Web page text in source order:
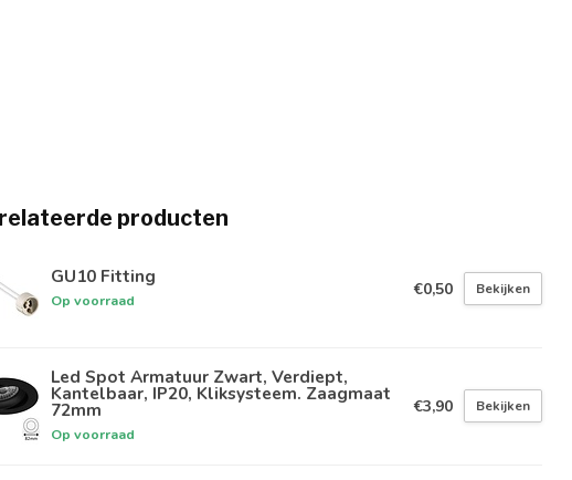
producten
GU10 Fitting
Op voorraad
€0,50 Bekijken
Led Spot Armatuur Zwart, Verdiept,
Kantelbaar, IP20, Kliksysteem. Zaagmaat
72mm
Op voorraad
€3,90 Bekijken